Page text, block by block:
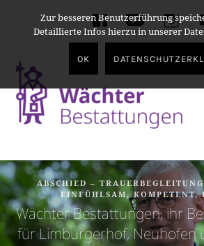
facebookyoutube
ABSCHIED –
EINFÜHLSAM, KOMPETENT,
Wächter Bestattungen, ihr
für Limburgerhof, Neuhofen
Zur besseren Benutzerführung
Detaillierte Infos hierzu in unserer
OK